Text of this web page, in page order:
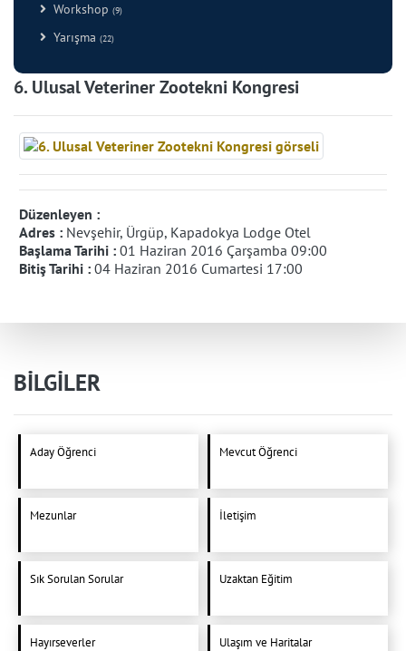
Workshop (9)
Yarışma (22)
6. Ulusal Veteriner Zootekni Kongresi
Düzenleyen :
Adres : Nevşehir, Ürgüp, Kapadokya Lodge Otel
Başlama Tarihi : 01 Haziran 2016 Çarşamba 09:00
Bitiş Tarihi : 04 Haziran 2016 Cumartesi 17:00
BİLGİLER
Aday Öğrenci Mevcut Öğrenci
Mezunlar İletişim
Sık Sorulan Sorular Uzaktan Eğitim
Hayırseverler Ulaşım ve Haritalar